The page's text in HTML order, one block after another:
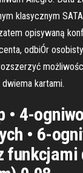
klasycznym
opisywaną
odbiÓr
kartami.
4-
• 6-